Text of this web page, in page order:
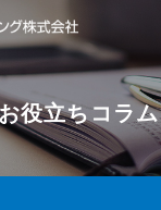
役立ちコラム